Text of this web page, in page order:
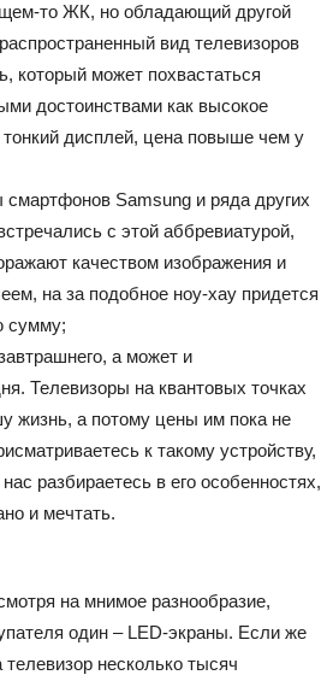
то ЖК, но обладающий другой
вид телевизоров
который может похвастаться
достоинствами как высокое
тонкий дисплей, цена повыше чем у
Samsung и ряда других
с этой аббревиатурой,
качеством изображения и
на за подобное ноу-хау придется
сумму;
а может и
Телевизоры на квантовых точках
жизнь, а потому цены им пока не
к такому устройству,
разбираетесь в его особенностях,
и мечтать.
на мнимое разнообразие,
один – LED-экраны. Если же
телевизор несколько тысяч